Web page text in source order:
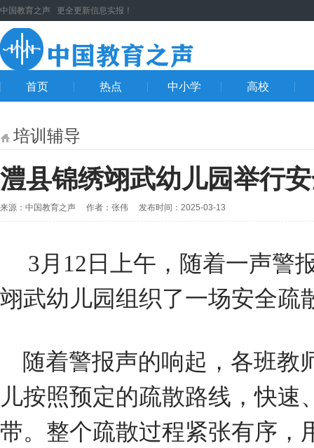
中国教育之声 更全更新信息实报！
首页 热点 中小学 高校
培训辅导
澧县锦绣翊武幼儿园举行
来源：中国教育之声 作者：张伟 发布时间：2025-03-13
3月12日上午，随着一声警
翊武幼儿园组织了一场安全疏
随着警报声的响起，各班教
儿按照预定的疏散路线，快速
带。整个疏散过程紧张有序，